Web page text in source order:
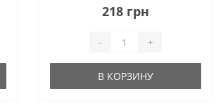
благодаря своей структуре,
которая похожа на структуру
218 грн
- +
В КОРЗИНУ